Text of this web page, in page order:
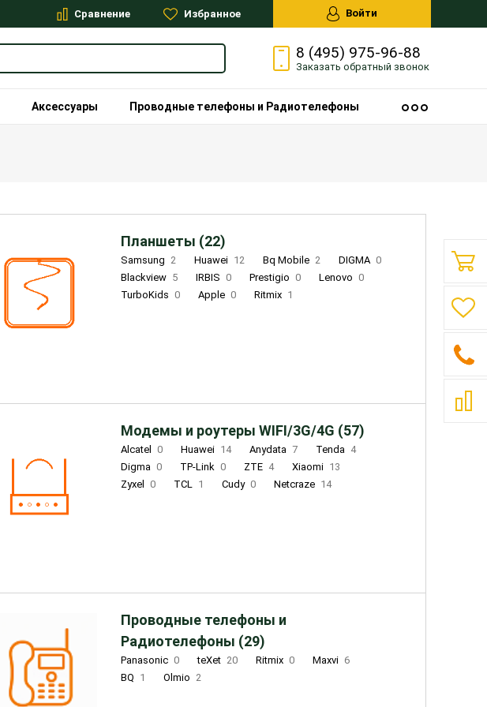
Сравнение Избранное Войти
8 (495) 975-96-88
Заказать обратный звонок
Аксессуары Проводные телефоны и Радиотелефоны
Планшеты (22)
Samsung 2 Huawei 12 Bq Mobile 2 DIGMA 0
Blackview 5 IRBIS 0 Prestigio 0 Lenovo 0
TurboKids 0 Apple 0 Ritmix 1
Модемы и роутеры WIFI/3G/4G (57)
Alcatel 0 Huawei 14 Anydata 7 Tenda 4
Digma 0 TP-Link 0 ZTE 4 Xiaomi 13
Zyxel
0 TCL 1 Cudy 0 Netcraze 14
Проводные телефоны и
Радиотелефоны (29)
Panasonic 0 teXet 20 Ritmix 0 Maxvi 6
BQ 1 Olmio 2